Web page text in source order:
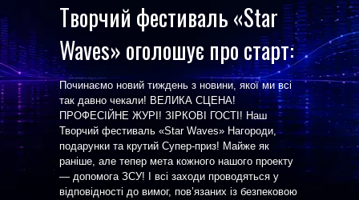
Творчий фестиваль «Star
Waves» оголошує про старт:
Починаємо новий тиждень з новини, якої ми всі
так давно чекали! ВЕЛИКА СЦЕНА!
ПРОФЕСІЙНЕ ЖУРІ! ЗІРКОВІ ГОСТІ! Наш
Творчий фестиваль «Star Waves» Нагороди,
подарунки та крутий Супер-приз! Майже як
раніше, але тепер мета кожного нашого проекту
— допомога ЗСУ! І всі заходи проводяться у
відповідності до вимог, пов’язаних із безпековою